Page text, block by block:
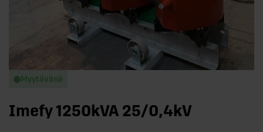
Myytävänä
Imefy 1250kVA 25/0,4kV